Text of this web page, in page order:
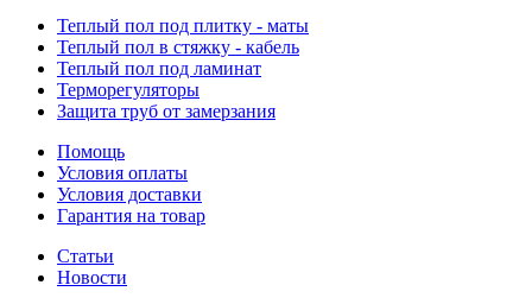
Теплый пол под плитку - маты
Теплый пол в стяжку - кабель
Теплый пол под ламинат
Терморегуляторы
Защита труб от замерзания
Помощь
Условия оплаты
Условия доставки
Гарантия на товар
Статьи
Новости